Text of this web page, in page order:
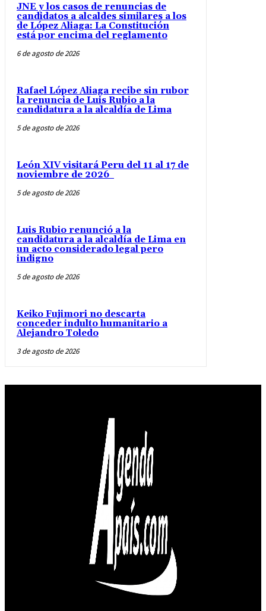
JNE y los casos de renuncias de
candidatos a alcaldes similares a los
de López Aliaga: La Constitución
está por encima del reglamento
6 de agosto de 2026
Rafael López Aliaga recibe sin rubor
la renuncia de Luis Rubio a la
candidatura a la alcaldía de Lima
5 de agosto de 2026
León XIV visitará Peru del 11 al 17 de
noviembre de 2026
5 de agosto de 2026
Luis Rubio renunció a la
candidatura a la alcaldía de Lima en
un acto considerado legal pero
indigno
5 de agosto de 2026
Keiko Fujimori no descarta
conceder indulto humanitario a
Alejandro Toledo
3 de agosto de 2026